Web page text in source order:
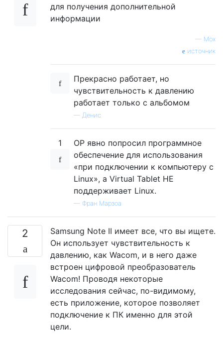
для получения дополнительной
информации
— Мох
источник
Прекрасно работает, но
чувствительность к давлению
работает только с альбомом
— Денис
1
OP явно попросил программное
обеспечение для использования
«при подключении к компьютеру с
Linux», а Virtual Tablet НЕ
поддерживает Linux.
— Фран Марзоа
2
Samsung Note II имеет все, что вы ищете.
Он использует чувствительность к
давлению, как Wacom, и в него даже
встроен цифровой преобразователь
Wacom! Проводя некоторые
исследования сейчас, по-видимому,
есть приложение, которое позволяет
подключение к ПК именно для этой
цели.